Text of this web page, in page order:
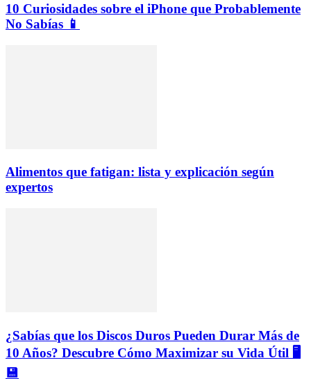
10 Curiosidades sobre el iPhone que Probablemente
No Sabías 📱
Alimentos que fatigan: lista y explicación según
expertos
¿Sabías que los Discos Duros Pueden Durar Más de
10 Años? Descubre Cómo Maximizar su Vida Útil 🖥️
💾